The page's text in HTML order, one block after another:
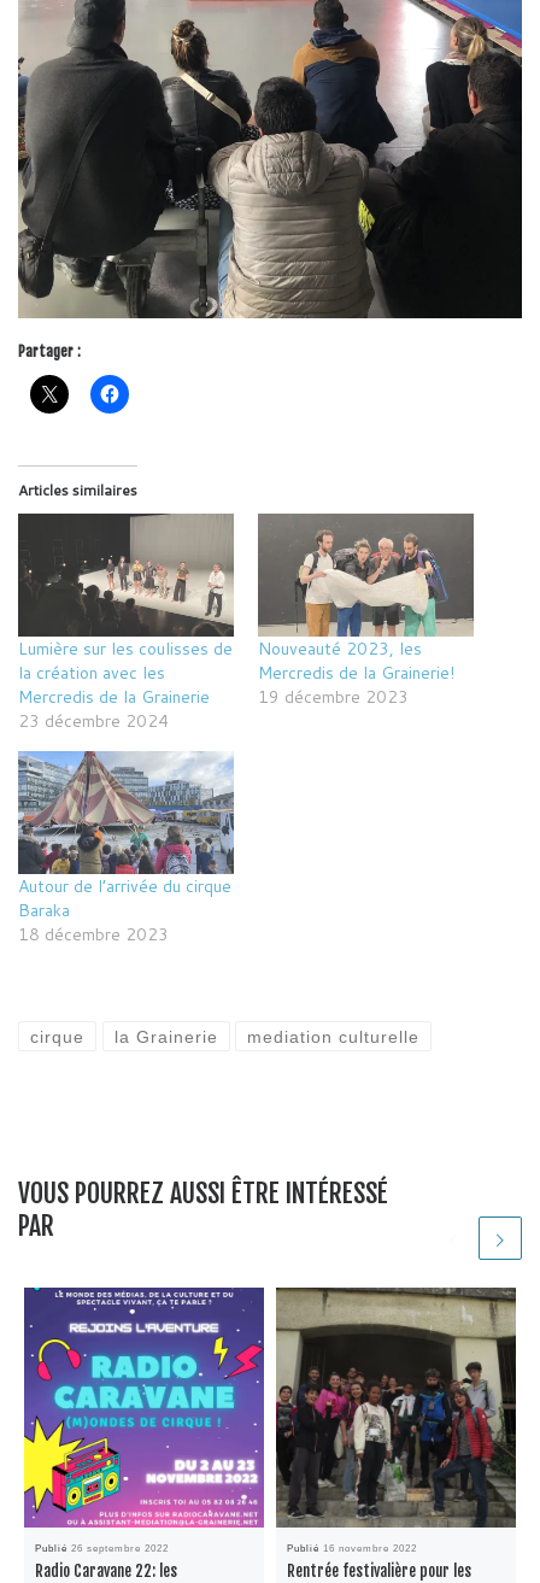
Partager :
Articles similaires
Lumière sur les coulisses de
la création avec les
Mercredis de la Grainerie
23 décembre 2024
Nouveauté 2023, les
Mercredis de la Grainerie!
19 décembre 2023
Autour de l’arrivée du cirque
Baraka
18 décembre 2023
cirque la Grainerie mediation culturelle
VOUS POURREZ AUSSI ÊTRE INTÉRESSÉ
PAR
Publié26 septembre 2022
Radio Caravane 22: les
Publié16 novembre 2022
Rentrée festivalière pour les